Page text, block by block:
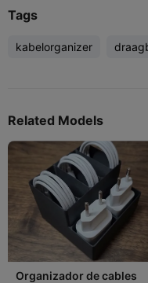
Tags
kabelorganizer
Related Models
Organizador de cables